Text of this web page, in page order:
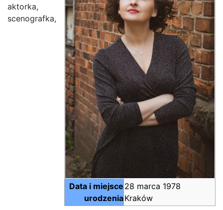
Data i miejsce
urodzenia
28 marca 1978
Kraków
aktorka,
scenografka,